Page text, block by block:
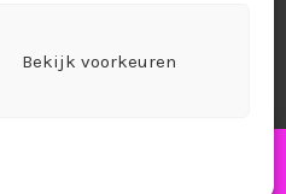
Bekijk voorkeuren